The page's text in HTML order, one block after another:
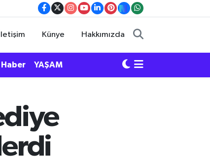
İletişim Künye Hakkımızda
YAŞAM